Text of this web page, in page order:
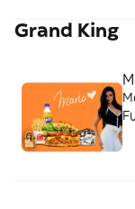
Grand King